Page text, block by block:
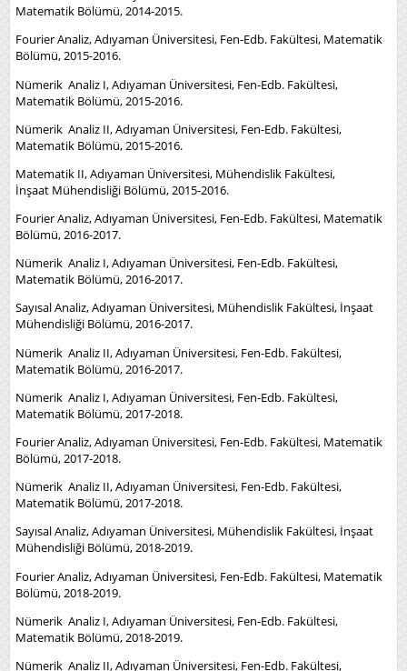
Matematik Bölümü, 2014-2015.
Fourier Analiz, Adıyaman Üniversitesi, Fen-Edb. Fakültesi, Matematik
Bölümü, 2015-2016.
Nümerik Analiz I, Adıyaman Üniversitesi, Fen-Edb. Fakültesi,
Matematik Bölümü, 2015-2016.
Nümerik Analiz II, Adıyaman Üniversitesi, Fen-Edb. Fakültesi,
Matematik Bölümü, 2015-2016.
Matematik II, Adıyaman Üniversitesi, Mühendislik Fakültesi,
İnşaat Mühendisliği Bölümü, 2015-2016.
Fourier Analiz, Adıyaman Üniversitesi, Fen-Edb. Fakültesi, Matematik
Bölümü, 2016-2017.
Nümerik Analiz I, Adıyaman Üniversitesi, Fen-Edb. Fakültesi,
Matematik Bölümü, 2016-2017.
Sayısal Analiz, Adıyaman Üniversitesi, Mühendislik Fakültesi, İnşaat
Mühendisliği Bölümü, 2016-2017.
Nümerik Analiz II, Adıyaman Üniversitesi, Fen-Edb. Fakültesi,
Matematik Bölümü, 2016-2017.
Nümerik Analiz I, Adıyaman Üniversitesi, Fen-Edb. Fakültesi,
Matematik Bölümü, 2017-2018.
Fourier Analiz, Adıyaman Üniversitesi, Fen-Edb. Fakültesi, Matematik
Bölümü, 2017-2018.
Nümerik Analiz II, Adıyaman Üniversitesi, Fen-Edb. Fakültesi,
Matematik Bölümü, 2017-2018.
Sayısal Analiz, Adıyaman Üniversitesi, Mühendislik Fakültesi, İnşaat
Mühendisliği Bölümü, 2018-2019.
Fourier Analiz, Adıyaman Üniversitesi, Fen-Edb. Fakültesi, Matematik
Bölümü, 2018-2019.
Nümerik Analiz I, Adıyaman Üniversitesi, Fen-Edb. Fakültesi,
Matematik Bölümü, 2018-2019.
Nümerik Analiz II, Adıyaman Üniversitesi, Fen-Edb. Fakültesi,